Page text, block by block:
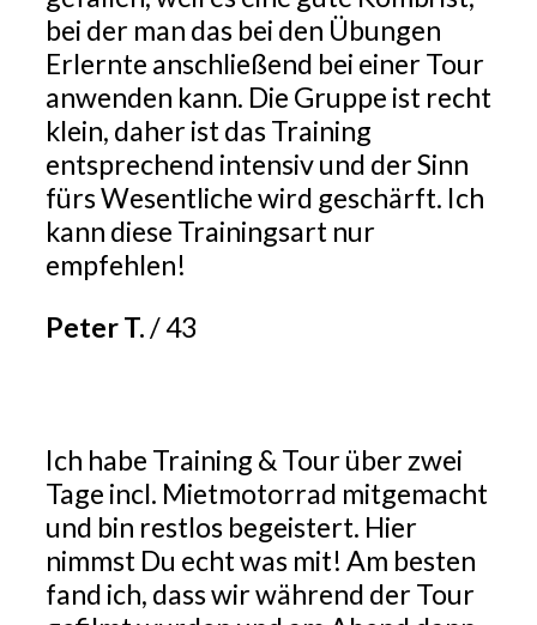
bei der man das bei den Übungen
Erlernte anschließend bei einer Tour
anwenden kann. Die Gruppe ist recht
klein, daher ist das Training
entsprechend intensiv und der Sinn
fürs Wesentliche wird geschärft. Ich
kann diese Trainingsart nur
empfehlen!
Peter T./43
Ich habe Training & Tour über zwei
Tage incl. Mietmotorrad mitgemacht
und bin restlos begeistert. Hier
nimmst Du echt was mit! Am besten
fand ich, dass wir während der Tour